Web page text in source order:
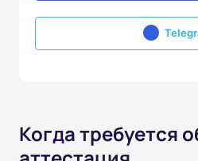
Когда требуется